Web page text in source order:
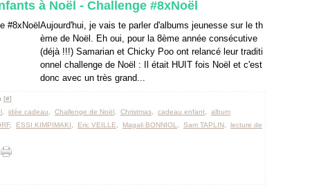
à Noël - Challenge #8xNoël
Aujourd'hui, je vais te parler d'albums jeunesse sur le th
ème de Noël. Eh oui, pour la 8ème année consécutive
(déjà !!!) Samarian et Chicky Poo ont relancé leur traditi
onnel challenge de Noël : Il était HUIT fois Noël et c'est
donc avec un très grand...
[#]
idée cadeau Challenge de Noël Christmas cadeau enfant
album
, ESSI KIMPIMAKI Eric VEILLE Magali BONNIOL Sam TAPLIN lecture de